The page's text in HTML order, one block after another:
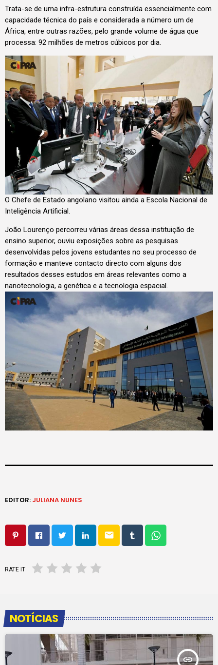
Trata-se de uma infra-estrutura construída essencialmente com
capacidade técnica do país e considerada a número um de
África, entre outras razões, pelo grande volume de água que
processa: 92 milhões de metros cúbicos por dia.
O Chefe de Estado angolano visitou ainda a Escola Nacional de
Inteligência Artificial.
João Lourenço percorreu várias áreas dessa instituição de
ensino superior, ouviu exposições sobre as pesquisas
desenvolvidas pelos jovens estudantes no seu processo de
formação e manteve contacto directo com alguns dos
resultados desses estudos em áreas relevantes como a
nanotecnologia, a genética e a tecnologia espacial.
EDITOR: JULIANA NUNES
email
RATE IT
NOTÍCIAS
insert_link